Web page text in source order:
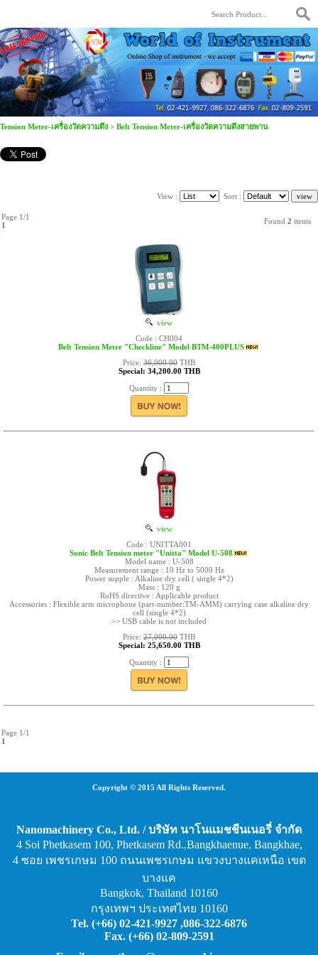
Tension Meter-เครื่องวัดความตึง > Belt Tension Meter-เครื่องวัดความตึงสายพาน
View : Sort :
Page 1/1
1
Found 2 items
view
Code : CH004
Belt Tension Meter "Checkline" Model BTM-400PLUS
Price: 36,000.00 THB
Special: 34,200.00 THB
Quantity :
view
Code : UNITTA001
Sonic Belt Tension meter "Unitta" Model U-508
Model name : U-508
Measurement range : 10 Hz to 5000 Hz
Power supple : Alkaline dry cell ( single 4*2)
Mass : 120 g
RoHS directive : Applicable product
Accessories : Flexible arm microphone (part-number:TM-AMM) carrying case alkaline dry
cell (single 4*2)
>> USB cable is not included
Price: 27,000.00 THB
Special: 25,650.00 THB
Quantity :
Page 1/1
1
Copyright © 2015 All Rights Reserved.
Nanomachinery Co., Ltd. / บริษัท นาโนแมชชีนเนอรี่ จำกัด
4 Soi Phetkasem 100, Phetkasem Rd.,Bangkhaenue, Bangkhae,
4 ซอย เพชรเกษม 100 ถนนเพชรเกษม แขวงบางแคเหนือ เขต
บางแค
Bangkok, Thailand 10160
กรุงเทพฯ ประเทศไทย 10160
Tel. (+66) 02-421-9927 ,086-322-6876
Fax. (+66) 02-809-2591